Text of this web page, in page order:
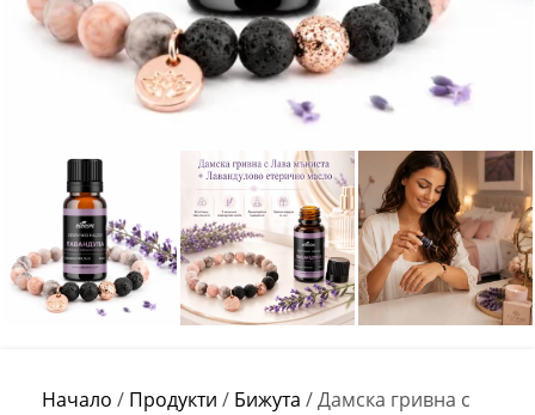
Начало / Продукти / Бижута /Дамска гривна с